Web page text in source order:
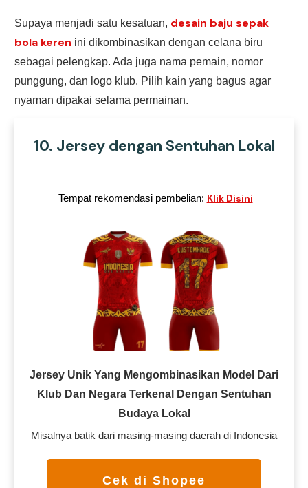
Supaya menjadi satu kesatuan, desain baju sepak
bola keren ini dikombinasikan dengan celana biru
sebagai pelengkap. Ada juga nama pemain, nomor
punggung, dan logo klub. Pilih kain yang bagus agar
nyaman dipakai selama permainan.
10. Jersey dengan Sentuhan Lokal
Tempat rekomendasi pembelian: Klik Disini
Jersey Unik Yang Mengombinasikan Model Dari
Klub Dan Negara Terkenal Dengan Sentuhan
Budaya Lokal
Misalnya batik dari masing-masing daerah di Indonesia
Cek di Shopee